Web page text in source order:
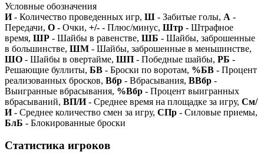
Условные обозначения
И- Количество проведенных игр, Ш - Забитые голы, А -
Передачи, О - Очки, +/- - Плюс/минус, Штр - Штрафное
время, ШР - Шайбы в равенстве, ШБ - Шайбы, заброшенные
в большинстве, ШМ - Шайбы, заброшенные в меньшинстве,
ШО - Шайбы в овертайме, ШП - Победные шайбы, РБ -
Решающие буллиты, БВ - Броски по воротам, %БВ - Процент
реализованных бросков, Вбр - Вбрасывания, ВВбр -
Выигранные вбрасывания, %Вбр - Процент выигранных
вбрасываний, ВП/И- Среднее время на площадке за игру, См/
И- Среднее количество смен за игру, СПр - Силовые приемы,
БлБ - Блокированные броски
Статистика игроков